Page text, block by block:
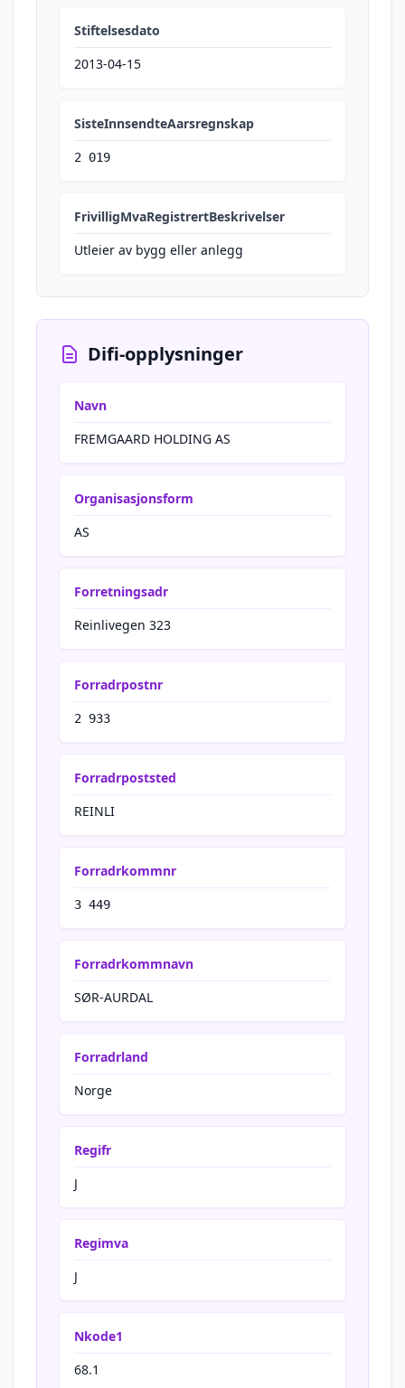
Stiftelsesdato
2013-04-15
SisteInnsendteAarsregnskap
2 019
FrivilligMvaRegistrertBeskrivelser
Utleier av bygg eller anlegg
Difi-opplysninger
Navn
FREMGAARD HOLDING AS
Organisasjonsform
AS
Forretningsadr
Reinlivegen 323
Forradrpostnr
2 933
Forradrpoststed
REINLI
Forradrkommnr
3 449
Forradrkommnavn
SØR-AURDAL
Forradrland
Norge
Regifr
J
Regimva
J
Nkode1
68.1